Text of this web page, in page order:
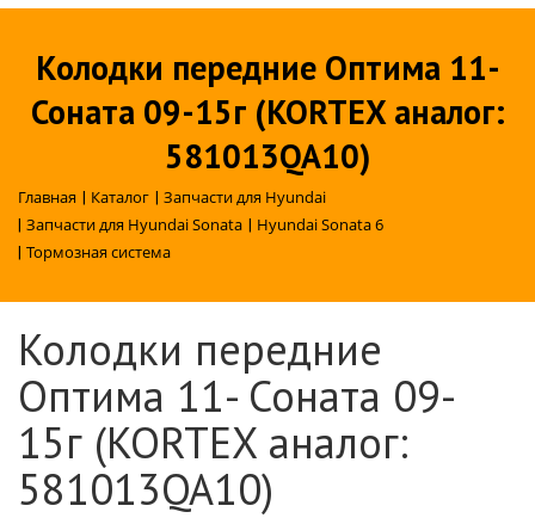
Колодки передние Оптима 11-
Соната 09-15г (KORTEX аналог:
581013QA10)
Главная | Каталог | Запчасти для Hyundai
| Запчасти для Hyundai Sonata | Hyundai Sonata 6
| Тормозная система
Колодки передние
Оптима 11- Соната 09-
15г (KORTEX аналог:
581013QA10)